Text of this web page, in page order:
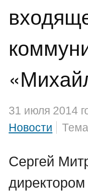
31 июля 2014
Новости
Сергей